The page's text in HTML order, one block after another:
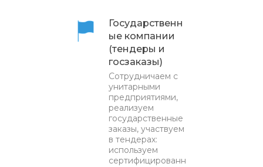
Государственн
ые компании
(тендеры и
госзаказы)
Сотрудничаем с
унитарными
предприятиями,
реализуем
государственные
заказы, участвуем
в тендерах:
используем
сертифицированн